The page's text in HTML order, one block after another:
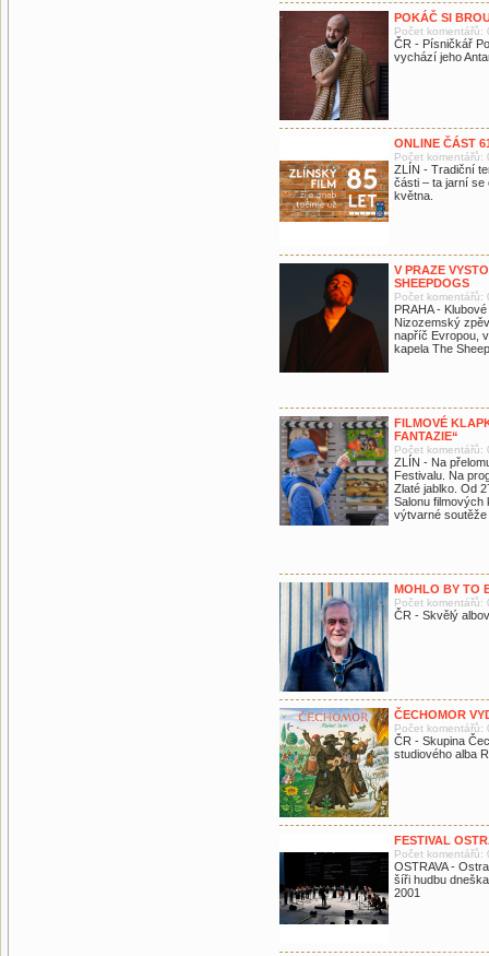
POKÁČ SI
Počet komentářů:
ČR - Písničkář
vychází jeho
ONLINE ČÁST
Počet komentářů:
ZLÍN - Tradiční
části – ta jarní se
května.
V PRAZE
SHEEPDOGS
Počet komentářů:
PRAHA -
Nizozemský
napříč Evropou,
kapela The
FILMOVÉ
FANTAZIE“
Počet komentářů:
ZLÍN - Na
Festivalu. Na
Zlaté jablko. Od
Salonu
výtvarné
MOHLO BY TO
Počet komentářů:
ČR - Skvělý
ČECHOMOR
Počet komentářů:
ČR - Skupina
studiového alba
FESTIVAL
Počet komentářů:
OSTRAVA -
šíři hudbu
2001